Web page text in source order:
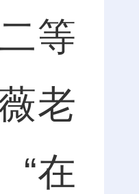
等
老
“在